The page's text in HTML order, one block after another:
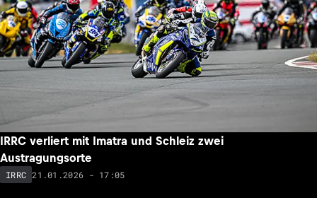
IRRC verliert mit Imatra und Schleiz zwei
Austragungsorte
IRRC 21.01.2026 - 17:05